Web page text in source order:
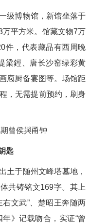
级博物馆，新馆坐落于
平方米。馆藏文物7万
件，代表藏品有西周晚
梁鋞、唐长沙窑绿彩黄
庖厨备宴图等。场馆距
，无需提前预约，刷身
曾侯與甬钟
匙
土于随州文峰塔墓地，
共铸铭文169字。其上
文武”、楚昭王奔随两
》记载吻合，实证“曾